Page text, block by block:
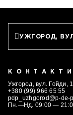
УЖГОРОД,
Ужгород, вул. Гойди,
+380 (99) 966 65 55
pdp_uzhgorod@p-de-
Пн.—Нд. 09:00 —